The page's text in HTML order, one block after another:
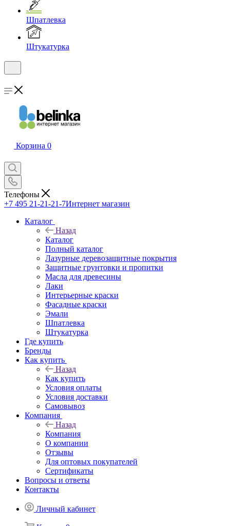
Шпатлевка
Штукатурка
Корзина 0
Телефоны
+7 495 21-21-21-7Интернет магазин
Каталог
Назад
Каталог
Полный каталог
Лазурные деревозащитные покрытия
Защитные грунтовки и пропитки
Масла для древесины
Лаки
Интерьерные краски
Фасадные краски
Эмали
Шпатлевка
Штукатурка
Где купить
Бренды
Как купить
Назад
Как купить
Условия оплаты
Условия доставки
Самовывоз
Компания
Назад
Компания
О компании
Отзывы
Для оптовых покупателей
Сертификаты
Вопросы и ответы
Контакты
Личный кабинет